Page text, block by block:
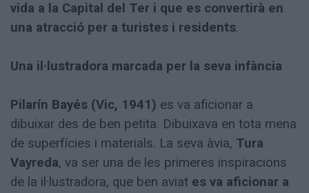
vida a la Capital del Ter i que es convertirà en
una atracció per a turistes i residents.
Una il·lustradora marcada per la seva infància
Pilarín Bayés (Vic, 1941) es va aficionar a
dibuixar des de ben petita. Dibuixava en tota mena
de superfícies i materials. La seva àvia, Tura
Vayreda, va ser una de les primeres inspiracions
de la il·lustradora, que ben aviat es va aficionar a